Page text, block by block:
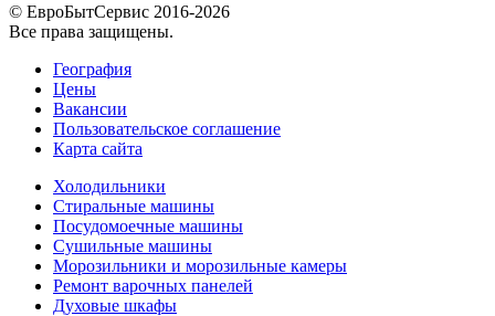
© ЕвроБытСервис 2016-2026
Все права защищены.
География
Цены
Вакансии
Пользовательское соглашение
Карта сайта
Холодильники
Стиральные машины
Посудомоечные машины
Сушильные машины
Морозильники и морозильные камеры
Ремонт варочных панелей
Духовые шкафы